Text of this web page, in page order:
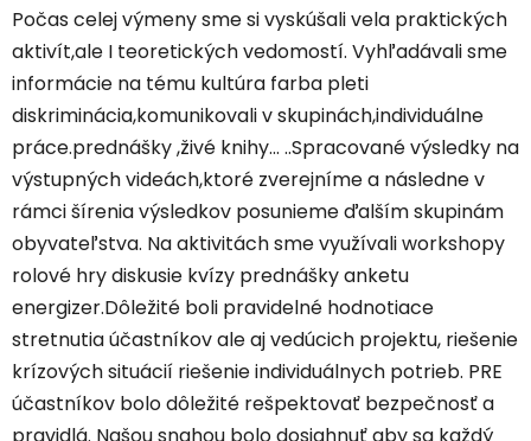
Počas celej výmeny sme si vyskúšali vela praktických
aktivít,ale I teoretických vedomostí. Vyhľadávali sme
informácie na tému kultúra farba pleti
diskriminácia,komunikovali v skupinách,individuálne
práce.prednášky,živé knihy... ..Spracované výsledky na
výstupných videách,ktoré zverejníme a následne v
rámci šírenia výsledkov posunieme ďalším skupinám
obyvateľstva. Na aktivitách sme využívali workshopy
rolové hry diskusie kvízy prednášky anketu
energizer.Dôležité boli pravidelné hodnotiace
stretnutia účastníkov ale aj vedúcich projektu, riešenie
krízových situácií riešenie individuálnych potrieb. PRE
účastníkov bolo dôležité rešpektovať bezpečnosť a
pravidlá. Našou snahou bolo dosiahnuť aby sa každý